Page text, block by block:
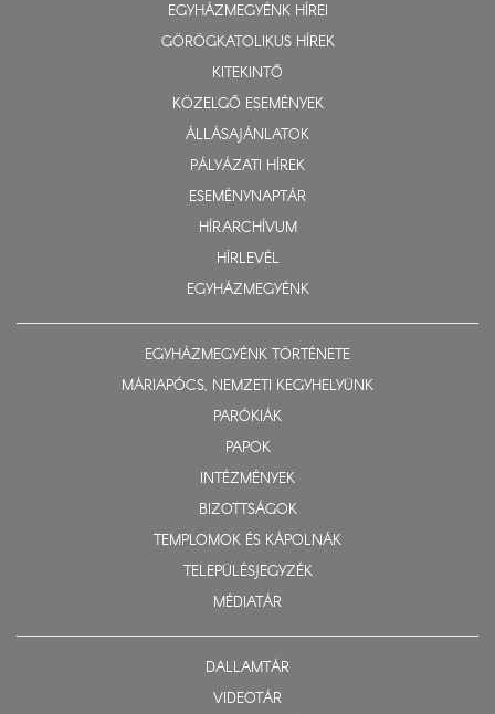
EGYHÁZMEGYÉNK HÍREI
GÖRÖGKATOLIKUS HÍREK
KITEKINTŐ
KÖZELGŐ ESEMÉNYEK
ÁLLÁSAJÁNLATOK
PÁLYÁZATI HÍREK
ESEMÉNYNAPTÁR
HÍRARCHÍVUM
HÍRLEVÉL
EGYHÁZMEGYÉNK
EGYHÁZMEGYÉNK TÖRTÉNETE
MÁRIAPÓCS, NEMZETI KEGYHELYÜNK
PARÓKIÁK
PAPOK
INTÉZMÉNYEK
BIZOTTSÁGOK
TEMPLOMOK ÉS KÁPOLNÁK
TELEPÜLÉSJEGYZÉK
MÉDIATÁR
DALLAMTÁR
VIDEOTÁR